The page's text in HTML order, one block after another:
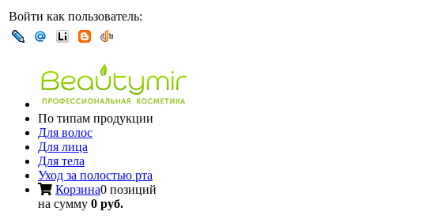
Войти как пользователь:
По типам продукции
Для волос
Для лица
Для тела
Уход за полостью рта
Корзина0 позиций
на сумму 0 руб.